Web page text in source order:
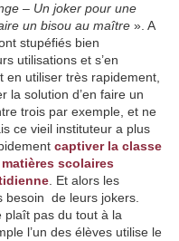
– Un joker pour une
un bisou au maître ». A
stupéfiés bien
utilisations et s’en
en utiliser très rapidement,
la solution d’en faire un
trois par exemple, et ne
ce vieil instituteur a plus
captiver la classe
matières scolaires
. Et alors les
besoin de leurs jokers.
plaît pas du tout à la
l’un des élèves utilise le